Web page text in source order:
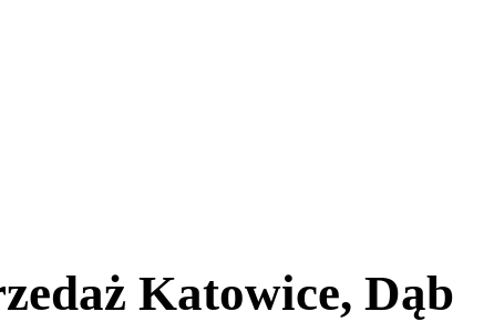
Katowice, Dąb